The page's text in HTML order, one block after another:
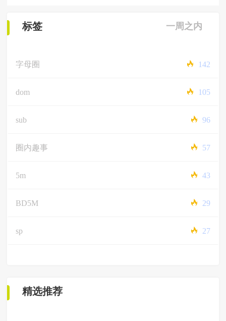
标签 一周之内
字母圈 142
dom 105
sub 96
圈内趣事 57
5m 43
BD5M 29
sp 27
精选推荐